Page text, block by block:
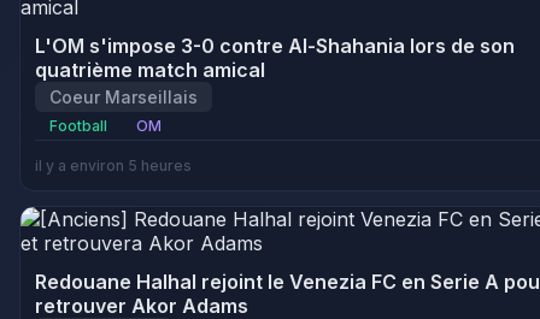
L'OM s'impose 3-0 contre Al-Shahania lors de son
quatrième match amical
Coeur Marseillais
Football OM
il y a environ 5 heures
Redouane Halhal rejoint le Venezia FC en Serie A
retrouver Akor Adams